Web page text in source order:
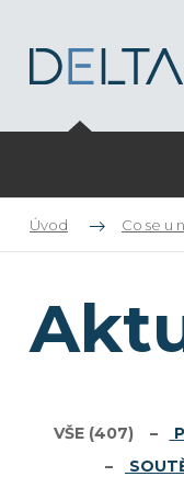
Otevíráme zápis
Úvod Co se u
VŠE (407)